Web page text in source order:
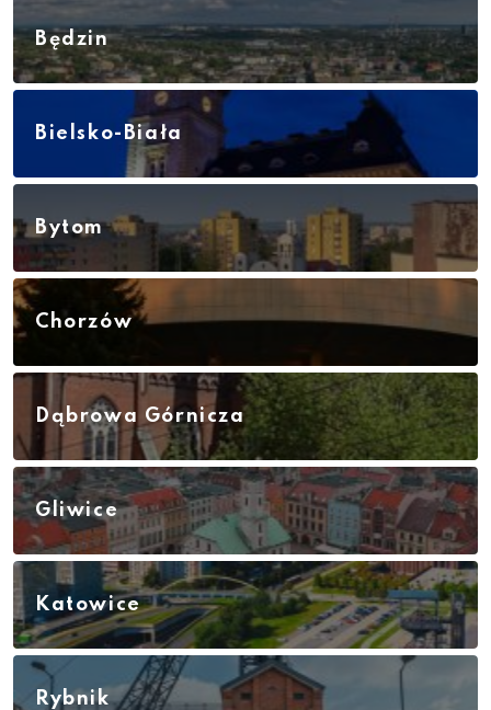
Będzin
Bielsko-Biała
Bytom
Chorzów
Dąbrowa Górnicza
Gliwice
Katowice
Rybnik